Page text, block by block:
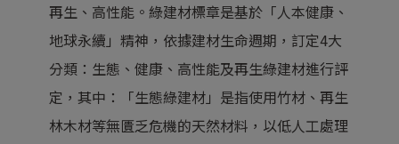
再生、高性能。綠建材標章是基於「人本健康、
地球永續」精神，依據建材生命週期，訂定4大
分類：生態、健康、高性能及再生綠建材進行評
定，其中：「生態綠建材」是指使用竹材、再生
林木材等無匱乏危機的天然材料，以低人工處理